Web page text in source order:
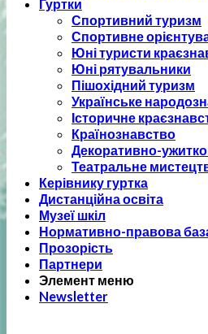
Гуртки
Спортивний туризм
Спортивне
Юні туристи
Юні рятувальники
Пішохідний туризм
Українське
Історичне
Країнознавство
Декоративно-
Театральне
Керівнику гуртка
Дистанційна освіта
Музеї шкіл
Нормативно-правова
Прозорість
Партнери
Элемент меню
Newsletter